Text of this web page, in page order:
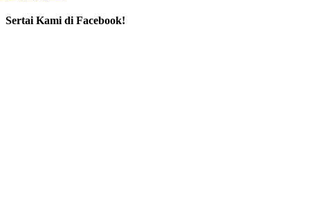
Sertai Kami di Facebook!